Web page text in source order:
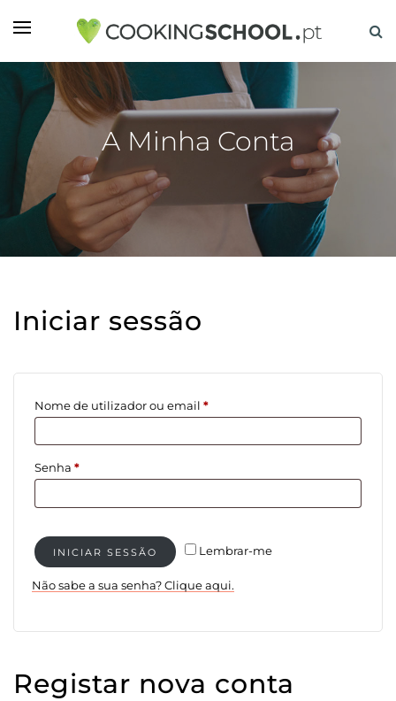
A Minha Conta
Iniciar sessão
Nome de utilizador ou email *Obrigatório
Senha *Obrigatório
Lembrar-me
INICIAR SESSÃO
Não sabe a sua senha? Clique aqui.
Registar nova conta